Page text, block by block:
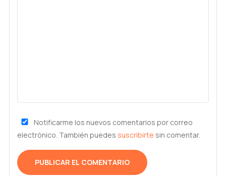
Notificarme los nuevos comentarios por correo
electrónico. También puedes suscribirte sin comentar.